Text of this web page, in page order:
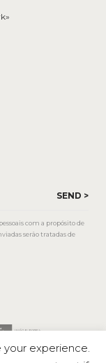
com a propósito de
serão tratadas de
experience.